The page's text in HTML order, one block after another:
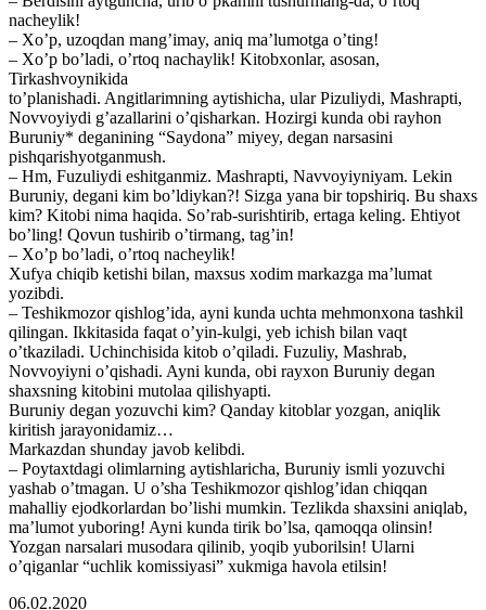
nacheylik!
– Xo’p, uzoqdan mang’imay, aniq ma’lumotga o’ting!
– Xo’p bo’ladi, o’rtoq nachaylik! Kitobxonlar, asosan,
Tirkashvoynikida
to’planishadi. Angitlarimning aytishicha, ular Pizuliydi, Mashrapti,
Novvoyiydi g’azallarini o’qisharkan. Hozirgi kunda obi rayhon
Buruniy* deganining “Saydona” miyey, degan narsasini
pishqarishyotganmush.
– Hm, Fuzuliydi eshitganmiz. Mashrapti, Navvoyiyniyam. Lekin
Buruniy, degani kim bo’ldiykan?! Sizga yana bir topshiriq. Bu shaxs
kim? Kitobi nima haqida. So’rab-surishtirib, ertaga keling. Ehtiyot
bo’ling! Qovun tushirib o’tirmang, tag’in!
– Xo’p bo’ladi, o’rtoq nacheylik!
Xufya chiqib ketishi bilan, maxsus xodim markazga ma’lumat
yozibdi.
– Teshikmozor qishlog’ida, ayni kunda uchta mehmonxona tashkil
qilingan. Ikkitasida faqat o’yin-kulgi, yeb ichish bilan vaqt
o’tkaziladi. Uchinchisida kitob o’qiladi. Fuzuliy, Mashrab,
Novvoyiyni o’qishadi. Ayni kunda, obi rayxon Buruniy degan
shaxsning kitobini mutolaa qilishyapti.
Buruniy degan yozuvchi kim? Qanday kitoblar yozgan, aniqlik
kiritish jarayonidamiz…
Markazdan shunday javob kelibdi.
– Poytaxtdagi olimlarning aytishlaricha, Buruniy ismli yozuvchi
yashab o’tmagan. U o’sha Teshikmozor qishlog’idan chiqqan
mahalliy ejodkorlardan bo’lishi mumkin. Tezlikda shaxsini aniqlab,
ma’lumot yuboring! Ayni kunda tirik bo’lsa, qamoqqa olinsin!
Yozgan narsalari musodara qilinib, yoqib yuborilsin! Ularni
o’qiganlar “uchlik komissiyasi” xukmiga havola etilsin!
06.02.2020